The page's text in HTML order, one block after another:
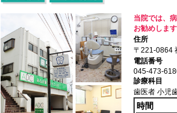
当院では、
お勧めします
住所
〒221-0864
電話番号
045-473-
診療科目
歯医者 小児
時間